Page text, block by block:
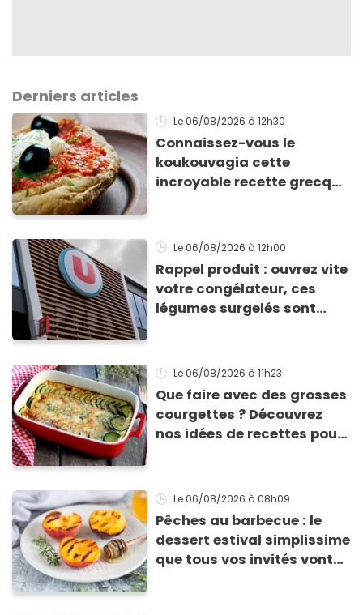
Derniers articles
Le 06/08/2026 à 12h30
Connaissez-vous le
koukouvagia cette
incroyable recette grecque
Le 06/08/2026 à 12h00
Rappel produit : ouvrez vite
votre congélateur, ces
légumes surgelés sont
Le 06/08/2026 à 11h23
Que faire avec des grosses
courgettes ? Découvrez
nos idées de recettes pour
Le 06/08/2026 à 08h09
Pêches au barbecue : le
dessert estival simplissime
que tous vos invités vont